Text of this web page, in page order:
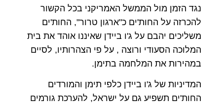
נגד הזמן מול הממשל האמריקני בכל הקשור
להכרזה על החות'ים כ"ארגון טרור", החות'ים
משליכים יהבם על ג'ו ביידן שאיננו אוהד את בית
המלוכה הסעודי ורוצה , על פי הצהרותיו, לסיים
במהירות את המלחמה בתימן.
המדיניות של ג'ו ביידן כלפי תימן והמורדים
החות'ים תשפיע גם על ישראל, להערכת גורמים